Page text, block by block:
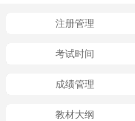
注册管理
考试时间
成绩管理
教材大纲